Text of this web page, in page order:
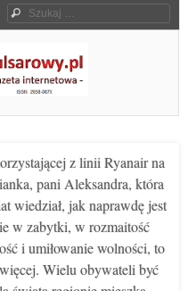
Szukaj
z linii Ryanair na
pani Aleksandra, która
wiedział, jak naprawdę jest
w zabytki, w rozmaitość
i umiłowanie wolności, to
Wielu obywateli być